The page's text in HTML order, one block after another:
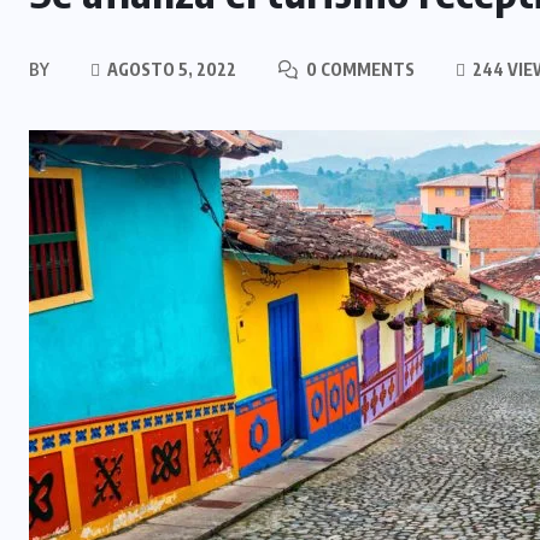
BY AGOSTO 5, 2022 0 COMMENTS 244